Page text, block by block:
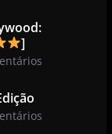
]